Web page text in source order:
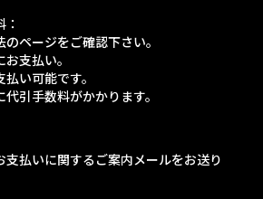
ページをご確認下さい。
支払い。
い可能です。
引手数料がかかります。
支払いに関するご案内メールをお送り